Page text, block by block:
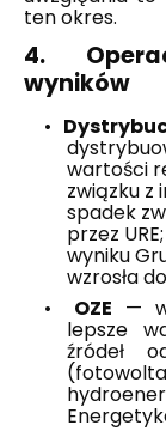
ten okres.
4.
wyników
•
wartości
związku z
spadek
przez
wyniku
wzrosła
•
OZE —
lepsze
źródeł